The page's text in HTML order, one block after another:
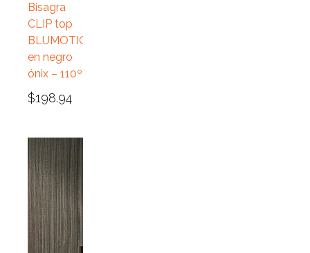
Bisagra
CLIP top
BLUMOTION
en negro
ónix – 110º
$198.94